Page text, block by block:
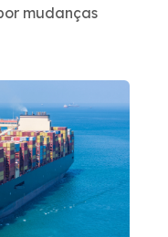
mudanças